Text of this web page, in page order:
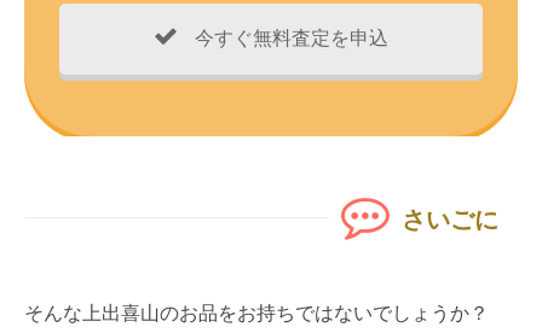
今すぐ無料査定を申込
さいごに
そんな上出喜山のお品をお持ちではないでしょうか？